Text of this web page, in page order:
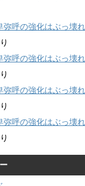
弥呼の強化はぶっ壊
弥呼の強化はぶっ壊
弥呼の強化はぶっ壊
弥呼の強化はぶっ壊